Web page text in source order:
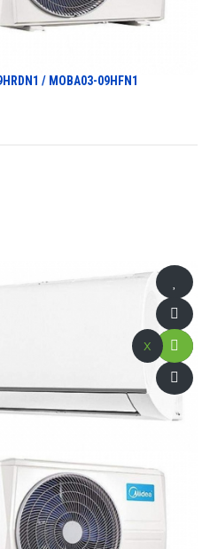
/ MOBA03-09HFN1
x